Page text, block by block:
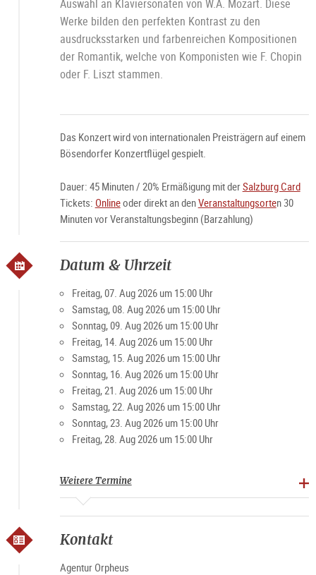
Auswahl an Klaviersonaten von W.A. Mozart. Diese
Werke bilden den perfekten Kontrast zu den
ausdrucksstarken und farbenreichen Kompositionen
der Romantik, welche von Komponisten wie F. Chopin
oder F. Liszt stammen.
Das Konzert wird von internationalen Preisträgern auf einem
Bösendorfer Konzertflügel gespielt.
Dauer: 45 Minuten / 20% Ermäßigung mit derSalzburg Card
Tickets: Onlineoder direkt an denVeranstaltungsorten 30
Minuten vor Veranstaltungsbeginn (Barzahlung)
Datum & Uhrzeit
Freitag, 07. Aug 2026 um 15:00 Uhr
Samstag, 08. Aug 2026 um 15:00 Uhr
Sonntag, 09. Aug 2026 um 15:00 Uhr
Freitag, 14. Aug 2026 um 15:00 Uhr
Samstag, 15. Aug 2026 um 15:00 Uhr
Sonntag, 16. Aug 2026 um 15:00 Uhr
Freitag, 21. Aug 2026 um 15:00 Uhr
Samstag, 22. Aug 2026 um 15:00 Uhr
Sonntag, 23. Aug 2026 um 15:00 Uhr
Freitag, 28. Aug 2026 um 15:00 Uhr
Weitere Termine
Kontakt
Agentur Orpheus